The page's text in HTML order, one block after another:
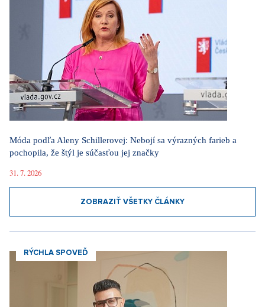
Móda podľa Aleny Schillerovej: Nebojí sa výrazných farieb a
pochopila, že štýl je súčasťou jej značky
31. 7. 2026
ZOBRAZIŤ VŠETKY ČLÁNKY
RÝCHLA SPOVEĎ